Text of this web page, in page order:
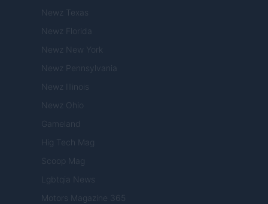
Newz Texas
Newz Florida
Newz New York
Newz Pennsylvania
Newz Illinois
Newz Ohio
Gameland
Hig Tech Mag
Scoop Mag
Lgbtqia News
Motors Magazine 365